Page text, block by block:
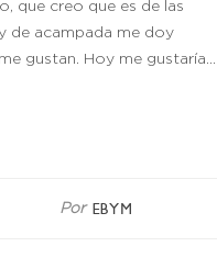
que creo que es de las
de acampada me doy
gustan. Hoy me gustaría…
Por EBYM